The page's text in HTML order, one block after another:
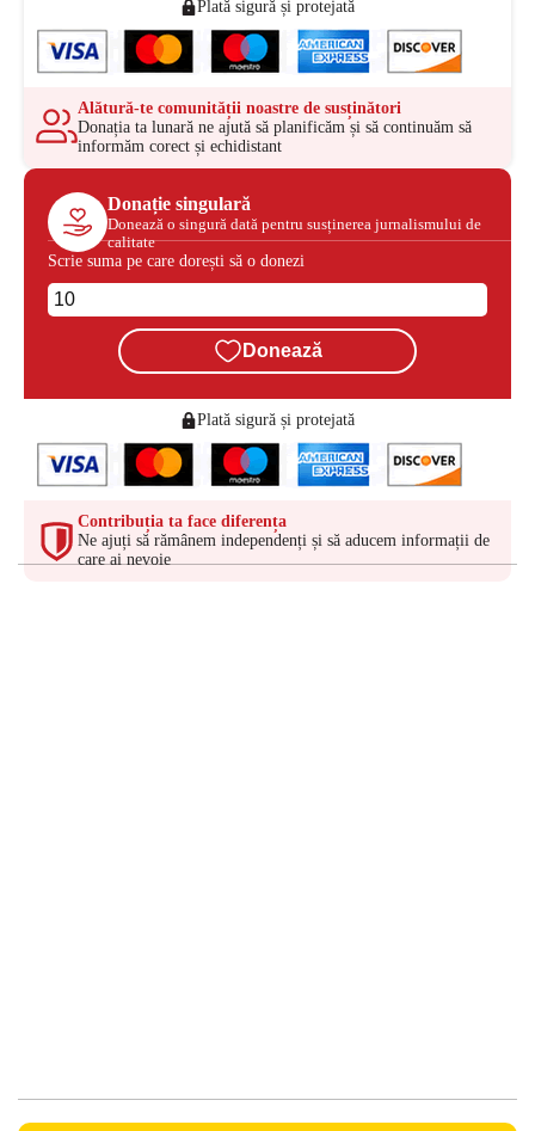
Plată sigură și protejată
Alătură-te comunității noastre de susținători
Donația ta lunară ne ajută să planificăm și să continuăm să
informăm corect și echidistant
Donație singulară
Donează o singură dată pentru susținerea jurnalismului de
calitate
Scrie suma pe care dorești să o donezi
Donează
Plată sigură și protejată
Contribuția ta face diferența
Ne ajuți să rămânem independenți și să aducem informații de
care ai nevoie